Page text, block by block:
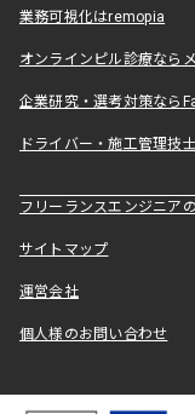
業務可視化はremopia
オンラインピル診療なら
企業研究・選考対策なら
ドライバー・施工管理技
フリーランスエンジニア
サイトマップ
運営会社
個人様のお問い合わせ